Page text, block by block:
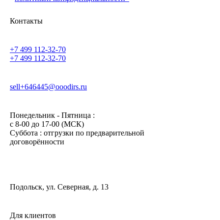
Контакты
+7 499 112-32-70
+7 499 112-32-70
sell+646445@ooodirs.ru
Понедельник - Пятница :
c 8-00 до 17-00 (МСК)
Суббота : отгрузки по предварительной
договорённости
Подольск, ул. Северная, д. 13
Для клиентов